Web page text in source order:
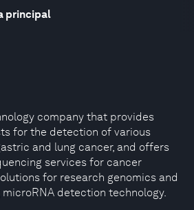
principal
company that provides
for the detection of various
and lung cancer, and offers
services for cancer
for research genomics and
detection technology.